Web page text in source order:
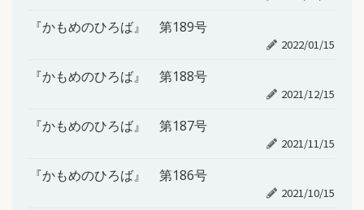
『かもめのひろば』 第189号
2022/01/15
『かもめのひろば』 第188号
2021/12/15
『かもめのひろば』 第187号
2021/11/15
『かもめのひろば』 第186号
2021/10/15